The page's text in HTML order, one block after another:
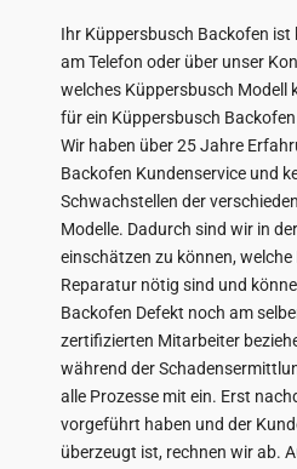
Ihr Küppersbusch Backofen ist
am Telefon oder über unser
welches Küppersbusch Modell
für ein Küppersbusch
Wir haben über 25 Jahre
Backofen Kundenservice und
Schwachstellen der
Modelle. Dadurch sind wir in
einschätzen zu können, welche
Reparatur nötig sind und
Backofen Defekt noch am
zertifizierten Mitarbeiter
während der
alle Prozesse mit ein. Erst
vorgeführt haben und der
überzeugt ist, rechnen wir ab.